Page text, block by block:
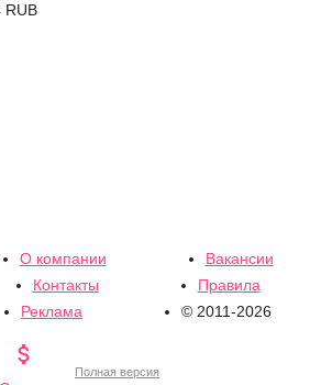
RUB
О компании
Вакансии
Контакты
Правила
Реклама
© 2011-2026

Полная версия